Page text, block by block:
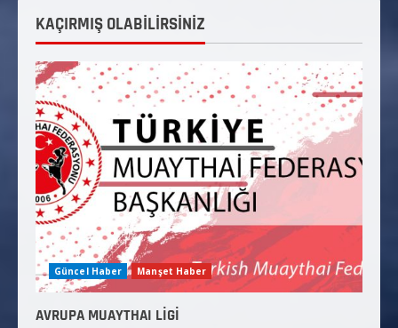
KAÇIRMIŞ OLABİLİRSİNİZ
Güncel Haber Manşet Haber
AVRUPA MUAYTHAI LİGİ